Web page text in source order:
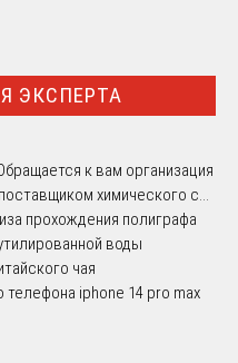
ЭКСПЕРТА
к вам организация
химического с...
прохождения полиграфа
воды
чая
телефона iphone 14 pro max